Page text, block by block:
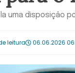
uma disposição
leitura 06.06.2026